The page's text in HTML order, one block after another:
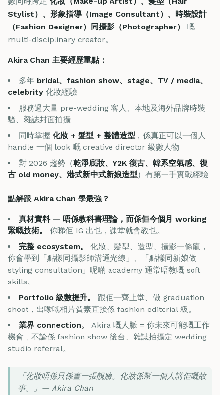
Stylist）、形象指導（Image Consultant）、時裝設計
（Fashion Designer）同攝影（Photographer）
嘅
multi-disciplinary creator。
Akira Chan 主要經歷重點：
多年 bridal、fashion show、stage、TV / media、
celebrity 化妝經驗
服務過大量 pre-wedding 客人、本地及海外品牌時裝
騷、雜誌封面拍攝
同時掌握 化妝 + 髮型 + 整體造型 ，係真正可以一個人
handle 一個 look 嘅 creative director 級數人物
對 2026 趨勢（乾淨底妝、Y2K 復古、韓系空氣感、復
古 old money、港式新中式新娘造型）有第一手實戰經驗
點解跟 Akira Chan 學最強？
真材實料 — 唔係教科書理論，而係佢今個月 working
緊嘅技術。
你睇佢 IG 出乜，課堂就會教乜。
完整 ecosystem。
化妝、髮型、造型、攝影一條龍，
你會學到「點樣同攝影師溝通光線」、「點樣同新娘做
styling consultation」呢啲 academy 通常唔教嘅 soft
skills。
Portfolio 級數提升。
跟佢一齊上堂、做 graduation
shoot，出嚟嘅相片質素直接係 fashion editorial 級。
業界 connection。
Akira 嘅人脈 = 你未來可能嘅工作
機會，不論係 fashion show 後台、雜誌拍攝定 wedding
studio referral。
「化妝唔係只係畫一張靚臉。化妝係幫一個人講佢嘅故
事。」— Akira Chan